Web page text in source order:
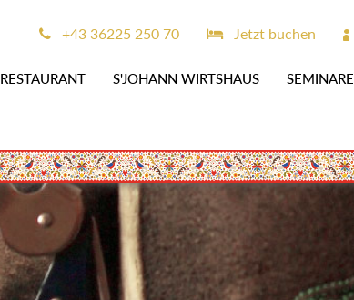
RESTAURANT S'JOHANN WIRTSHAUS SEMINARE
+43 36225 250 70 Jetzt buchen